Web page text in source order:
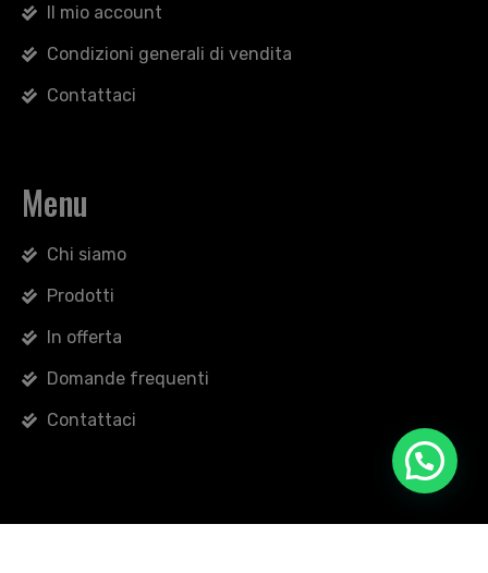
Il mio account
Condizioni generali di vendita
Contattaci
Menu
Chi siamo
Prodotti
In offerta
Domande frequenti
Contattaci